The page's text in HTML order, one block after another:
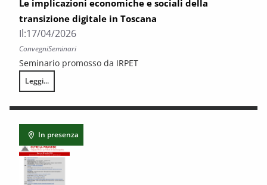
Le implicazioni economiche e sociali della
transizione digitale in Toscana
Il:17/04/2026
ConvegniSeminari
Seminario promosso da IRPET
Leggi...
Le implicazioni economiche e sociali della transizione digitale in
In presenza